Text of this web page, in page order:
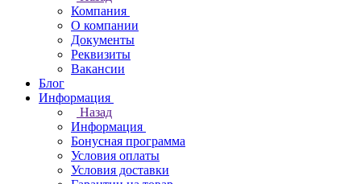
Компания
О компании
Документы
Реквизиты
Вакансии
Блог
Информация
Назад
Информация
Бонусная программа
Условия оплаты
Условия доставки